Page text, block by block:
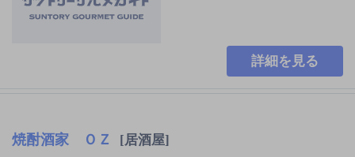
詳細を見る
焼酎酒家 ＯＺ [居酒屋]